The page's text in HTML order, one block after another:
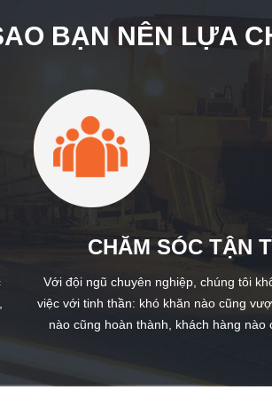
BẠN NÊN LỰA
CHĂM SÓC TẬN
Với đội ngũ chuyên nghiệp, chúng tôi
việc với tinh thần: khó khăn nào cũng
nào cũng hoàn thành, khách hàng nào